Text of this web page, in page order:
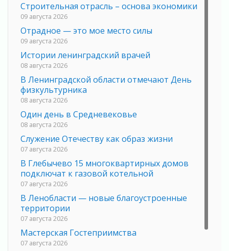
Строительная отрасль – основа экономики
09 августа 2026
Отрадное — это мое место силы
09 августа 2026
Истории ленинградский врачей
08 августа 2026
В Ленинградской области отмечают День
физкультурника
08 августа 2026
Один день в Средневековье
08 августа 2026
Служение Отечеству как образ жизни
07 августа 2026
В Глебычево 15 многоквартирных домов
подключат к газовой котельной
07 августа 2026
В Ленобласти — новые благоустроенные
территории
07 августа 2026
Мастерская Гостеприимства
07 августа 2026